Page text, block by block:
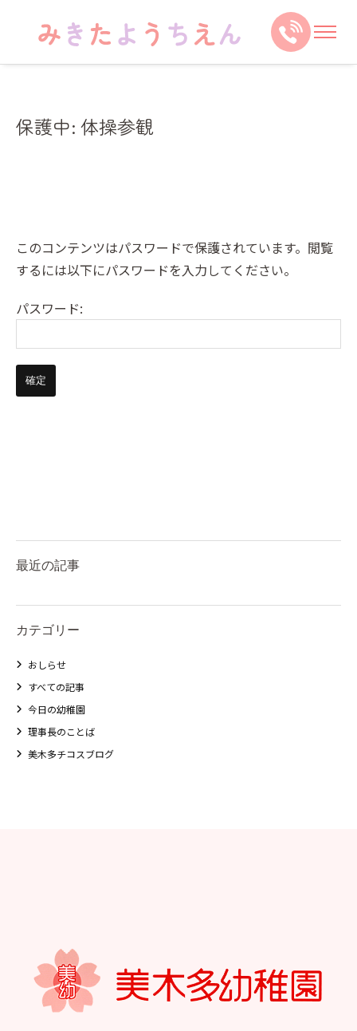
保護中: 体操参観
このコンテンツはパスワードで保護されています。閲覧
するには以下にパスワードを入力してください。
パスワード:
最近の記事
カテゴリー
おしらせ
すべての記事
今日の幼稚園
理事長のことば
美木多チコスブログ